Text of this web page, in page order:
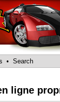
• Search
ligne